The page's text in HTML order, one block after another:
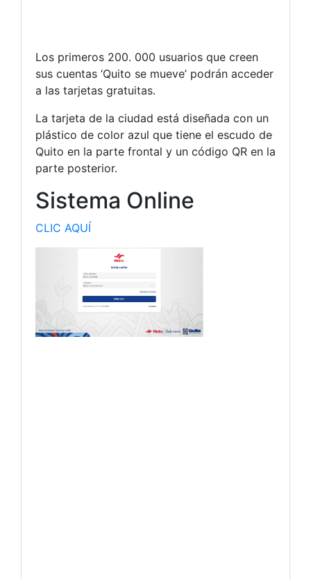
Los primeros 200. 000 usuarios que creen
sus cuentas ‘Quito se mueve’ podrán acceder
a las tarjetas gratuitas.
La tarjeta de la ciudad está diseñada con un
plástico de color azul que tiene el escudo de
Quito en la parte frontal y un código QR en la
parte posterior.
Sistema Online
CLIC AQUÍ